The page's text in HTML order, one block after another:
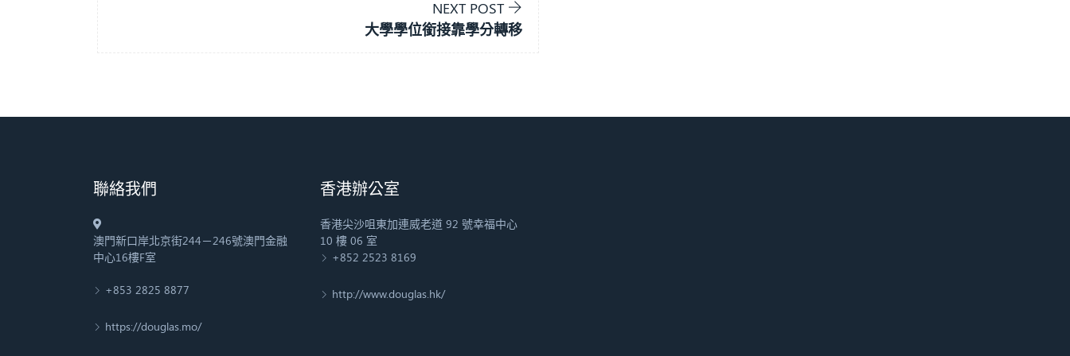
NEXT POST
大學學位銜接靠學分轉移
​聯絡我們
澳門新口岸北京街244－246號澳門金融
中心16樓F室
+853 2825 8877
https://douglas.mo/
香港辦公室
香港尖沙咀東加連威老道 92 號幸福中心
10 樓 06 室
+852 2523 8169
http://www.douglas.hk/